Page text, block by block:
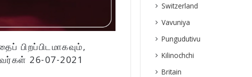
பிறப்பிடமாகவும்,
26-07-2021
Switzerland
Vavuniya
Pungudutivu
Kilinochchi
Britain